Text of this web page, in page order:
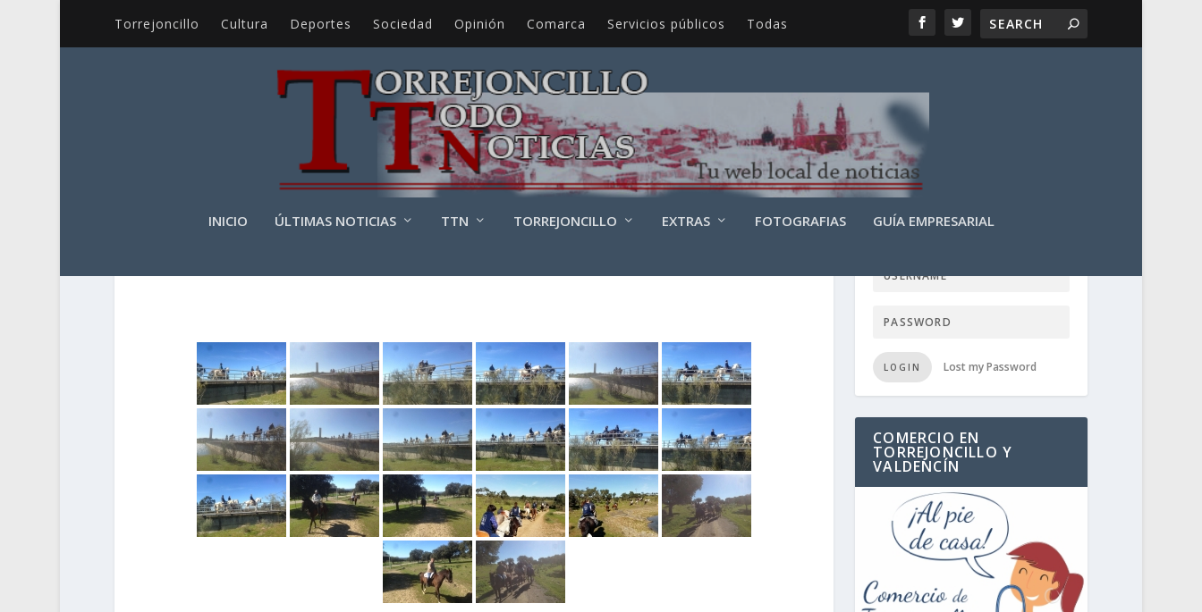
Torrejoncillo Cultura Deportes Sociedad Opinión Comarca Servicios públicos Todas
INICIO ÚLTIMAS NOTICIAS TTN TORREJONCILLO EXTRAS FOTOGRAFIAS GUÍA EMPRESARIAL
LOGIN USER TTN
LOGIN Lost my Password
COMERCIO EN
TORREJONCILLO Y
VALDENCÍN